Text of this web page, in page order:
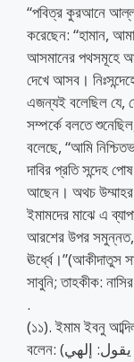
“পবিত্র কুরআনে
করেছেন: “হামান,
আসমানের পথসমূহে
দেখে আসব।
এজন্যই বলেছিল যে,
সম্পর্কে বলতে
বলেছে, “আমি
দাবির প্রতি সন্দেহ
আছেন। অথচ উম্মাহর
ইমামদের মাঝে এ
আরশের উপর
ঊর্ধ্বে।”(আকীদাতুস
সাবুনি; তাহকীক:
.
(১১). ইমাম ইবনু
বলেন: (فَدَلَّ على أن موسى عليه السلام كان يقول: إلهي